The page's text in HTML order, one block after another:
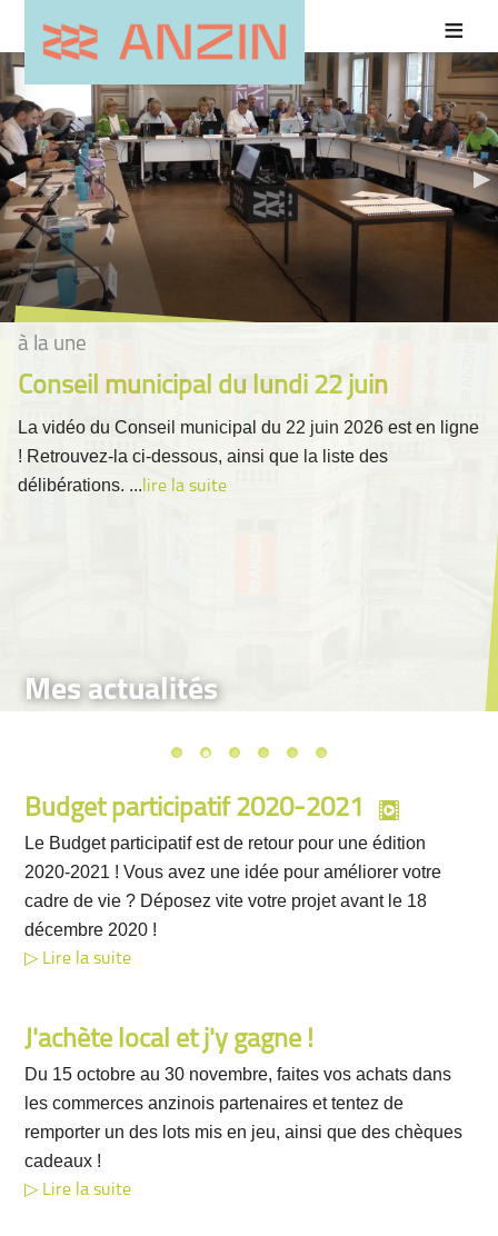
Mes actualités
à la une
Conseil municipal du lundi 22 juin
La vidéo du Conseil municipal du 22 juin 2026 est en ligne
! Retrouvez-la ci-dessous, ainsi que la liste des
délibérations. ... lire la suite
Budget participatif 2020-2021
Le Budget participatif est de retour pour une édition
2020-2021 ! Vous avez une idée pour améliorer votre
cadre de vie ? Déposez vite votre projet avant le 18
décembre 2020 !
Lire la suite
J'achète local et j'y gagne !
Du 15 octobre au 30 novembre, faites vos achats dans
les commerces anzinois partenaires et tentez de
remporter un des lots mis en jeu, ainsi que des chèques
cadeaux !
Lire la suite